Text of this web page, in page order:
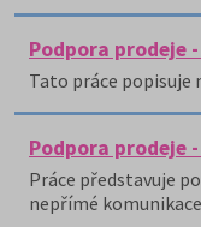
Podpora prodeje
Tato práce popisuje
Podpora prodeje
Práce představuje
nepřímé